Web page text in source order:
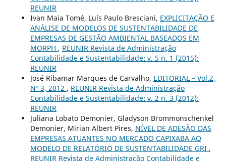
REUNIR
Ivan Maia Tomé, Luís Paulo Bresciani, EXPLICITAÇÃO E
ANÁLISE DE MODELOS DE SUSTENTABILIDADE DE
EMPRESAS DE GESTÃO AMBIENTAL BASEADOS EM
MORPH , REUNIR Revista de Administração
Contabilidade e Sustentabilidade: v. 5 n. 1 (2015):
REUNIR
José Ribamar Marques de Carvalho, EDITORIAL – Vol.2,
Nº 3, 2012 , REUNIR Revista de Administração
Contabilidade e Sustentabilidade: v. 2 n. 3 (2012):
REUNIR
Juliana Lobato Demonier, Gladyson Brommonschenkel
Demonier, Mirian Albert Pires, NÍVEL DE ADESÃO DAS
EMPRESAS ATUANTES NO MERCADO CAPIXABA AO
MODELO DE RELATÓRIO DE SUSTENTABILIDADE GRI ,
REUNIR Revista de Administração Contabilidade e